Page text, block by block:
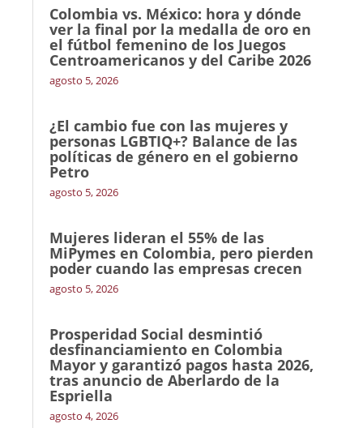
Colombia vs. México: hora y dónde
ver la final por la medalla de oro en
el fútbol femenino de los Juegos
Centroamericanos y del Caribe 2026
agosto 5, 2026
¿El cambio fue con las mujeres y
personas LGBTIQ+? Balance de las
políticas de género en el gobierno
Petro
agosto 5, 2026
Mujeres lideran el 55% de las
MiPymes en Colombia, pero pierden
poder cuando las empresas crecen
agosto 5, 2026
Prosperidad Social desmintió
desfinanciamiento en Colombia
Mayor y garantizó pagos hasta 2026,
tras anuncio de Aberlardo de la
Espriella
agosto 4, 2026